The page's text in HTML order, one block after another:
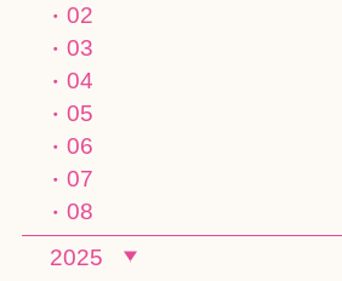
02
03
04
05
06
07
08
2025